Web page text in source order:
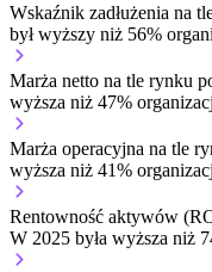
Wskaźnik zadłużenia na
był wyższy niż 56%
Marża netto na tle rynku
wyższa niż 47%
Marża operacyjna na tle
wyższa niż 41%
Rentowność aktywów
W 2025 była wyższa niż